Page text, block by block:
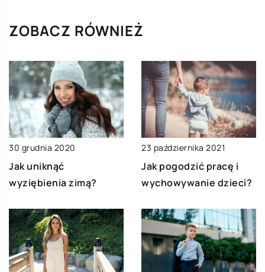
ZOBACZ RÓWNIEŻ
30 grudnia 2020
Jak uniknąć
wyziębienia zimą?
23 października 2021
Jak pogodzić pracę i
wychowywanie dzieci?